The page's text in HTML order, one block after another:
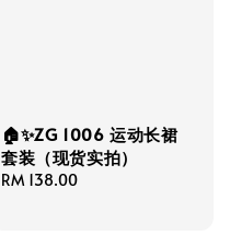
🏠✨ZG 1006 运动长裙
套装（现货实拍）
Regular
RM 138.00